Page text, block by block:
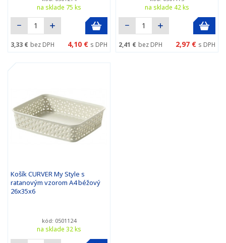
na sklade 75 ks
3,33 € bez DPH 4,10 € s DPH
na sklade 42 ks
2,41 € bez DPH 2,97 € s DPH
Košík CURVER My Style s
ratanovým vzorom A4 béžový
26x35x6
kód: 0501124
na sklade 32 ks